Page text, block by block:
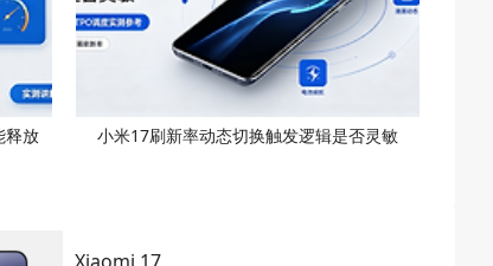
释放 小米17刷新率动态切换触发逻辑是否灵敏